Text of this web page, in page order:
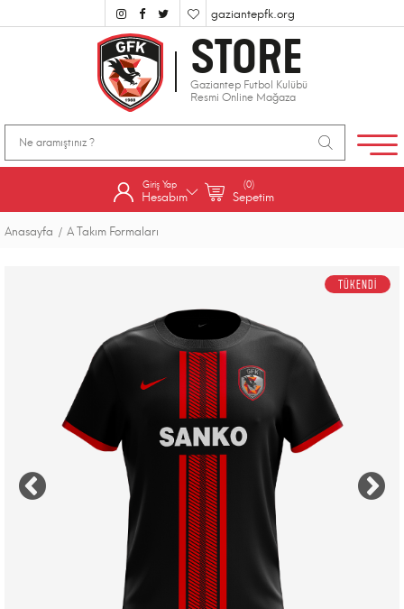
gaziantepfk.org
STORE
Gaziantep Futbol Kulübü
Resmi Online Mağaza
Giriş Yap
Hesabım
(0)
Sepetim
Anasayfa
A Takım Formaları
TÜKENDİ